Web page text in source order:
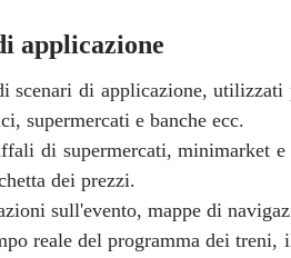
applicazione
scenari di applicazione,
supermercati e banche ecc.
di supermercati, minimarket
dei prezzi.
sull'evento, mappe di
reale del programma dei treni,